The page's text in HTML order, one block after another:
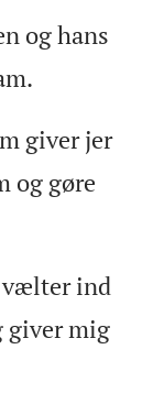
og hans
giver jer
og gøre
vælter ind
giver mig